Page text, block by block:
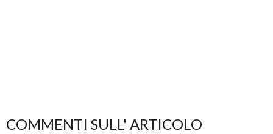
COMMENTI SULL' ARTICOLO